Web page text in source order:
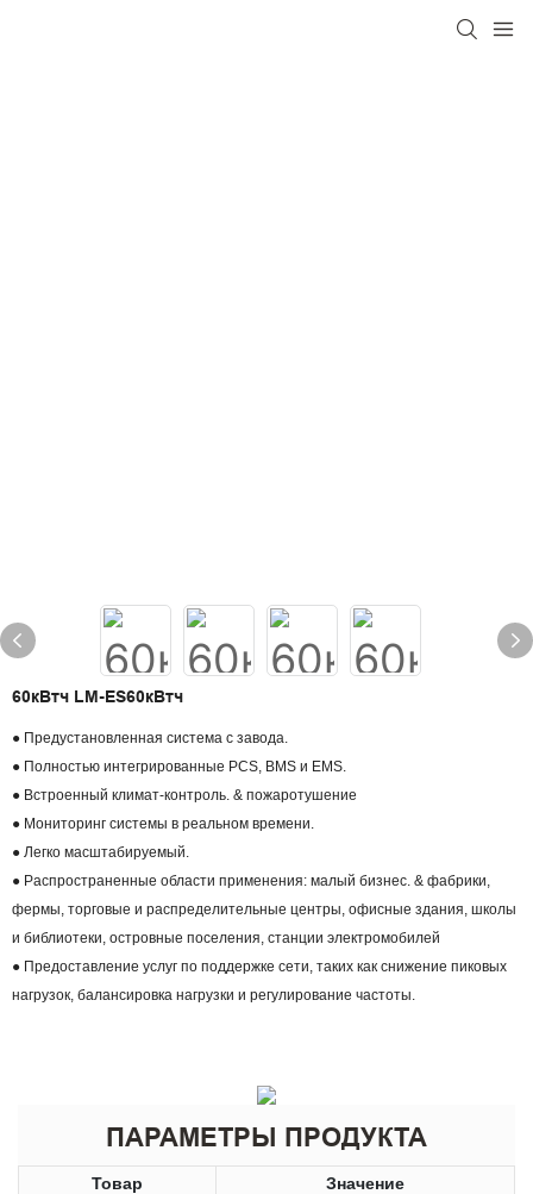
60кВтч LM-ES60кВтч
● Предустановленная система с завода.
● Полностью интегрированные PCS, BMS и EMS.
● Встроенный климат-контроль. & пожаротушение
● Мониторинг системы в реальном времени.
● Легко масштабируемый.
● Распространенные области применения: малый бизнес. & фабрики,
фермы, торговые и распределительные центры, офисные здания, школы
и библиотеки, островные поселения, станции электромобилей
● Предоставление услуг по поддержке сети, таких как снижение пиковых
нагрузок, балансировка нагрузки и регулирование частоты.
ПАРАМЕТРЫ ПРОДУКТА
Товар
Значение